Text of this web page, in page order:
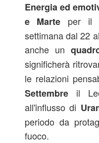
Energia ed
e Marte per il
settimana dal 22
anche un
significherà
le relazioni
Settembreil
all'influsso di
periodo da
fuoco.